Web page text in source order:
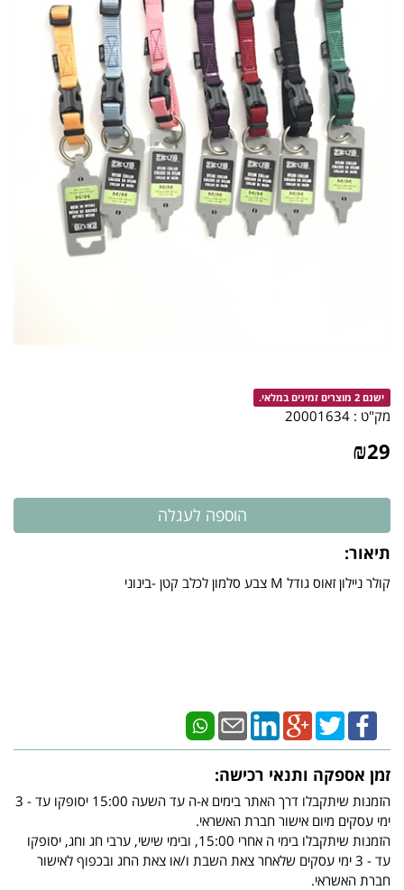
ישנם 2 מוצרים זמינים במלאי.
מק"ט : 20001634
₪29
תיאור:
​קולר ניילון זאוס גודל M צבע סלמון לכלב קטן -בינוני
זמן אספקה ותנאי רכישה:
הזמנות שיתקבלו דרך האתר בימים א-ה עד השעה 15:00 יסופקו עד - 3
ימי עסקים מיום אישור חברת האשראי.
הזמנות שיתקבלו בימי ה אחרי 15:00, ובימי שישי, ערבי חג וחג, יסופקו
עד - 3 ימי עסקים שלאחר צאת השבת ו/או צאת החג ובכפוף לאישור
חברת האשראי.